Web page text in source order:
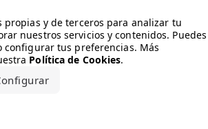
propias y de terceros para analizar tu
nuestros servicios y contenidos. Puedes
configurar tus preferencias. Más
Política de Cookies.
the brand